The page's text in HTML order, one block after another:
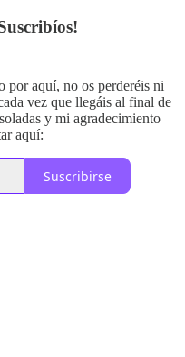
por aquí, no os perderéis ni
vez que llegáis al final de
y mi agradecimiento
aquí:
Suscribirse